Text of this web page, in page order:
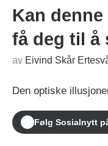
Kan
få deg til å
av Eivind Skår
Den optiske
Følg Sosialnytt